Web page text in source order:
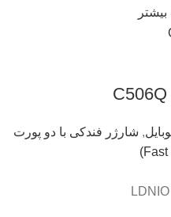
, شارژر فندکی با دو پورت